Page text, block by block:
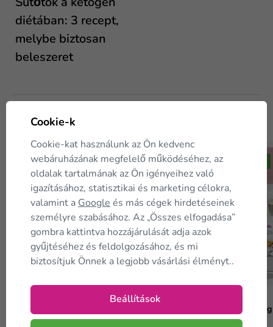
Sütőtök a ketogén
diétában: 3 recept,
melybe biztosan
beleszeret
Ügyfeleink szintén
TIPP
1 hetes keto diéta –
KEDVEZMÉNYES kóstolócsomag
-40 % 20 035 Ft
33 390 Ft
⛟ Ingyenes
KEDVEZMÉNYES csomag
Cookie-k
Cookie-kat használunk az Ön kedvenc
webáruházának megfelelő működéséhez, az
oldalak tartalmának az Ön igényeihez való
igazításához, statisztikai és marketing célokra,
valamint a Google és más cégek hirdetéseinek
személyre szabásához. Az „Összes elfogadása”
gombra kattintva hozzájárulását adja azok
gyűjtéséhez és feldolgozásához, és mi
biztosítjuk Önnek a legjobb vásárlási élményt..
Beállítások